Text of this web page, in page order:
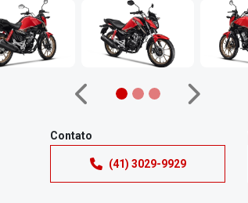
Anterior Próximo
Contato
(41) 3029-9929